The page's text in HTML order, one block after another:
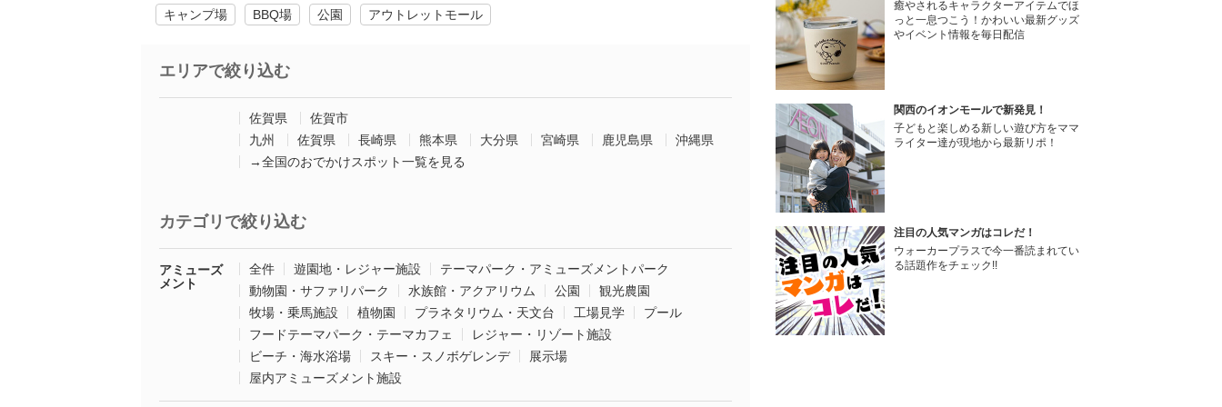
キャンプ場 BBQ場 公園 アウトレットモール
エリアで絞り込む
佐賀県
佐賀市
九州
佐賀県 長崎県 熊本県 大分県 宮崎県 鹿児島県
沖縄県
→全国のおでかけスポット一覧を見る
カテゴリで絞り込む
アミューズ
メント
全件 遊園地・レジャー施設
テーマパーク・アミューズメントパーク
動物園・サファリパーク
水族館・アクアリウム 公園
観光農園
牧場・乗馬施設
植物園 プラネタリウム・天文台 工場見学
プール
フードテーマパーク・テーマカフェ
レジャー・リゾート施設
ビーチ・海水浴場
スキー・スノボゲレンデ
展示場
屋内アミューズメント施設
癒やされるキャラクターアイテムでほ
っと一息つこう！かわいい最新グッズ
やイベント情報を毎日配信
関西のイオンモールで新発見！
子どもと楽しめる新しい遊び方をママ
ライター達が現地から最新リポ！
注目の人気マンガはコレだ！
ウォーカープラスで今一番読まれてい
る話題作をチェック!!